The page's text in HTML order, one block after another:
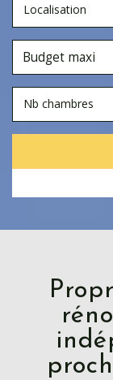
Localisation
Nb chambres
Propriété entièrement